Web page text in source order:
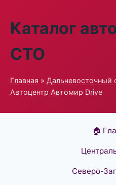
Каталог
СТО
Главная » Дальневосточный
Автоцентр Автомир Drive
🏠
Северо-